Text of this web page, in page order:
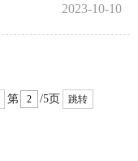
2023-10-10
第 /5页 跳转